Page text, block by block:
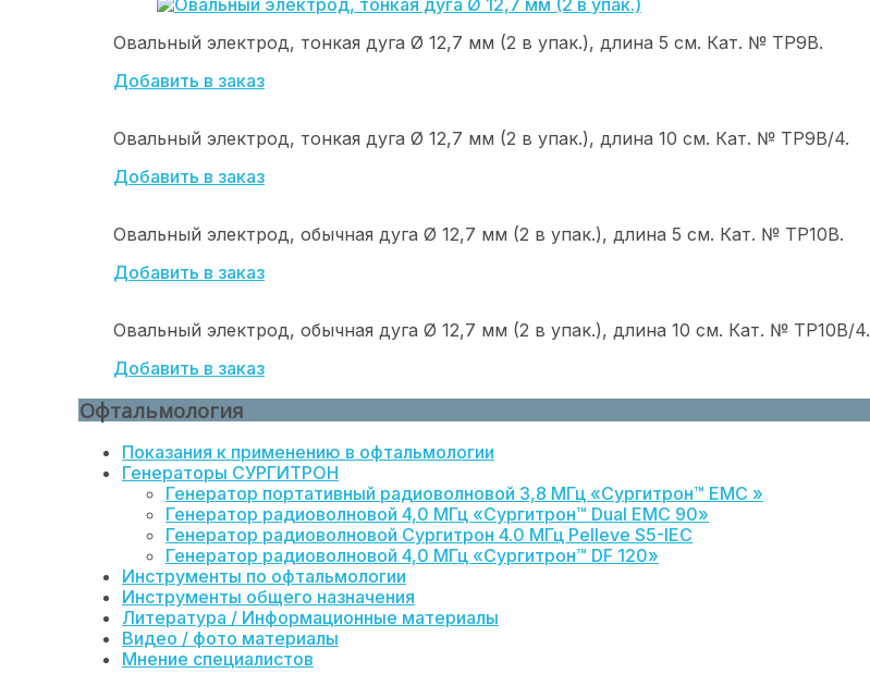
Овальный электрод, тонкая дуга Ø 12,7 мм (2 в упак.), длина 5 см. Кат. № ТР9В.
Добавить в заказ
Овальный электрод, тонкая дуга Ø 12,7 мм (2 в упак.), длина 10 см. Кат. № ТР9В/4.
Добавить в заказ
Овальный электрод, обычная дуга Ø 12,7 мм (2 в упак.), длина 5 см. Кат. № ТР10В.
Добавить в заказ
Овальный электрод, обычная дуга Ø 12,7 мм (2 в упак.), длина 10 см. Кат. № ТР10В/4.
Добавить в заказ
Офтальмология
Показания к применению в офтальмологии
Генераторы СУРГИТРОН
Генератор портативный радиоволновой 3,8 МГц «Сургитрон™ EMC »
Генератор радиоволновой 4,0 МГц «Сургитрон™ Dual EMC 90»
Генератор радиоволновой Сургитрон 4.0 МГц Pelleve S5-IEC
Генератор радиоволновой 4,0 МГц «Сургитрон™ DF 120»
Инструменты по офтальмологии
Инструменты общего назначения
Литература / Информационные материалы
Видео / фото материалы
Мнение специалистов